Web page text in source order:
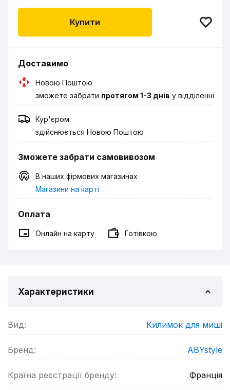
Купити
Доставимо
Новою Поштою
зможете забрати протягом 1-3 днів у відділенні
Кур'єром
здійснюється Новою Поштою
Зможете забрати самовивозом
В наших фірмових магазинах
Магазини на карті
Оплата
Онлайн на карту Готівкою
Характеристики
Вид: Килимок для миші
Бренд: ABYstyle
Країна реєстрації бренду: Франція